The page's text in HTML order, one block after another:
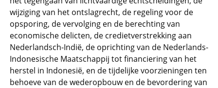
wijziging van het ontslagrecht, de regeling voor de
opsporing, de vervolging en de berechting van
economische delicten, de credietverstrekking aan
Nederlandsch-Indië, de oprichting van de Nederlands-
Indonesische Maatschappij tot financiering van het
herstel in Indonesië, en de tijdelijke voorzieningen ten
behoeve van de wederopbouw en de bevordering van